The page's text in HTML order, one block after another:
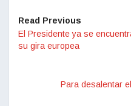
Read Previous
El Presidente ya se
su gira europea
Para desalentar